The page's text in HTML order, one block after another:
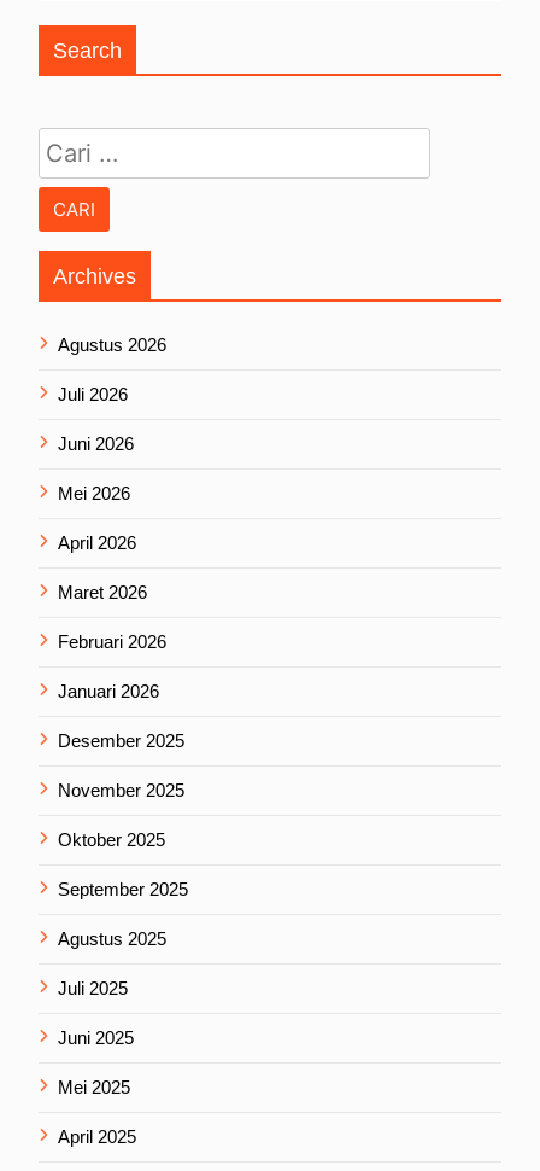
Search
Archives
Agustus 2026
Juli 2026
Juni 2026
Mei 2026
April 2026
Maret 2026
Februari 2026
Januari 2026
Desember 2025
November 2025
Oktober 2025
September 2025
Agustus 2025
Juli 2025
Juni 2025
Mei 2025
April 2025